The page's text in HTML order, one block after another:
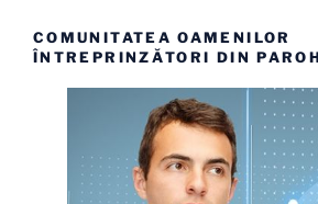
COMUNITATEA OAMENILOR
ÎNTREPRINZĂTORI DIN